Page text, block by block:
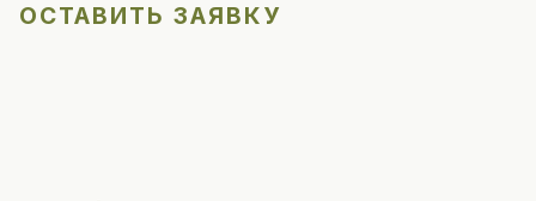
ОСТАВИТЬ ЗАЯВКУ